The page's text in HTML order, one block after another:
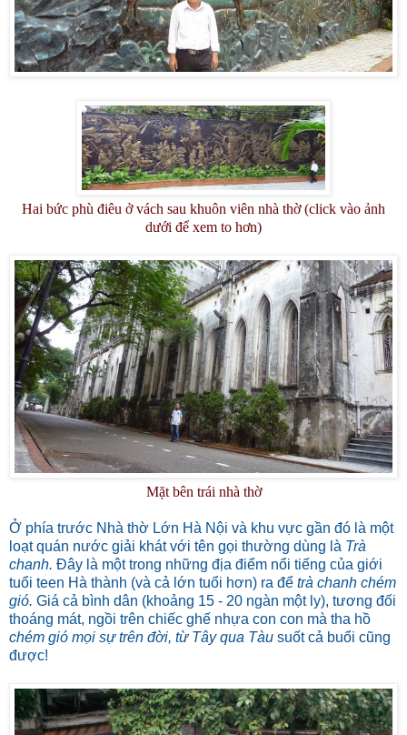
Hai bức phù điêu ở vách sau khuôn viên nhà thờ (click vào ảnh
dưới để xem to hơn)
Mặt bên trái nhà thờ
Ở phía trước Nhà thờ Lớn Hà Nội và khu vực gần đó là một
loạt quán nước giải khát với tên gọi thường dùng là Trà
chanh. Đây là một trong những địa điểm nổi tiếng của giới
tuổi teen Hà thành (và cả lớn tuổi hơn) ra để trà chanh chém
gió. Giá cả bình dân (khoảng 15 - 20 ngàn một ly), tương đối
thoáng mát, ngồi trên chiếc ghế nhựa con con mà tha hồ
chém gió mọi sự trên đời, từ Tây qua Tàu suốt cả buổi cũng
được!